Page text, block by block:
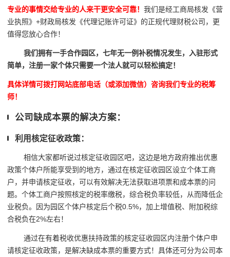
专业的事情交给专业的人来干更安全可靠！ 我们是经工商局核发《营
业执照》+财政局核发《代理记账许可证》的正规代理财税公司，更
值得您放心合作！
我们拥有一手合作园区，七年无一例补税情况发生，入驻形式
简单，注册一家个体只需要一个法人就可以轻松搞定！
具体详情可拨打网站底部电话（或添加微信）咨询我们专业的税筹
师！
公司缺成本票的解决方案：
利用核定征收政策：
相信大家都听说过核定征收园区吧，这边是地方政府推出优惠
政策个体户所能享受到的地方，通过在核定征收园区设立个体工商
户，并申请核定征收，可以有效解决无法获取进项票和成本票的问
题。个体工商户按照核定的税率缴税，综合税负率较低，从而降低企
业税负。因为园区个体户核定后个税0.5%，加上增值税、附加税综
合税负在2%左右！
通过在有着税收优惠扶持政策的核定征收园区内注册个体户申
请核定征收政策，是解决缺成本票的重要方式！具体还可分为公司本